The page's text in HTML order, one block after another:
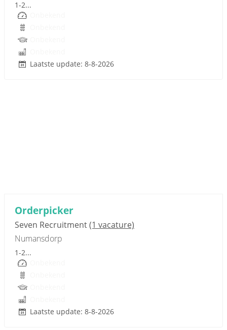
1-2...
Laatste update: 8-8-2026
Orderpicker
Seven Recruitment(1 vacature)
Numansdorp
1-2...
Laatste update: 8-8-2026